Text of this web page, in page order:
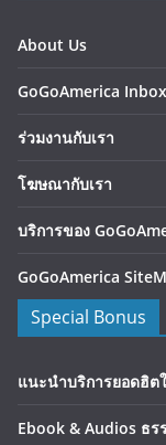
About Us
GoGoAmerica Inbox
ร่วมงานกับเรา
โฆษณากับเรา
บริการของ
GoGoAmerica
Special Bonus
แนะนำบริการยอดฮิต
Ebook & Audios ธร